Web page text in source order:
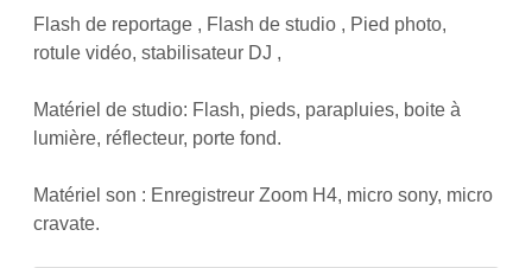
Flash de reportage , Flash de studio , Pied photo,
rotule vidéo, stabilisateur DJ ,
Matériel de studio: Flash, pieds, parapluies, boite à
lumière, réflecteur, porte fond.
Matériel son : Enregistreur Zoom H4, micro sony, micro
cravate.